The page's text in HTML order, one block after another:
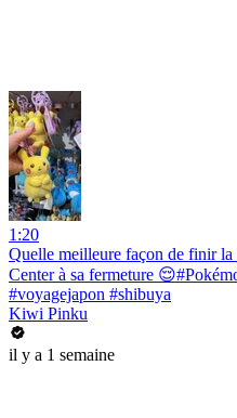
1:20
Quelle meilleure façon de finir
Center à sa fermeture
#voyagejapon #shibuya
Kiwi Pinku
il y a 1 semaine